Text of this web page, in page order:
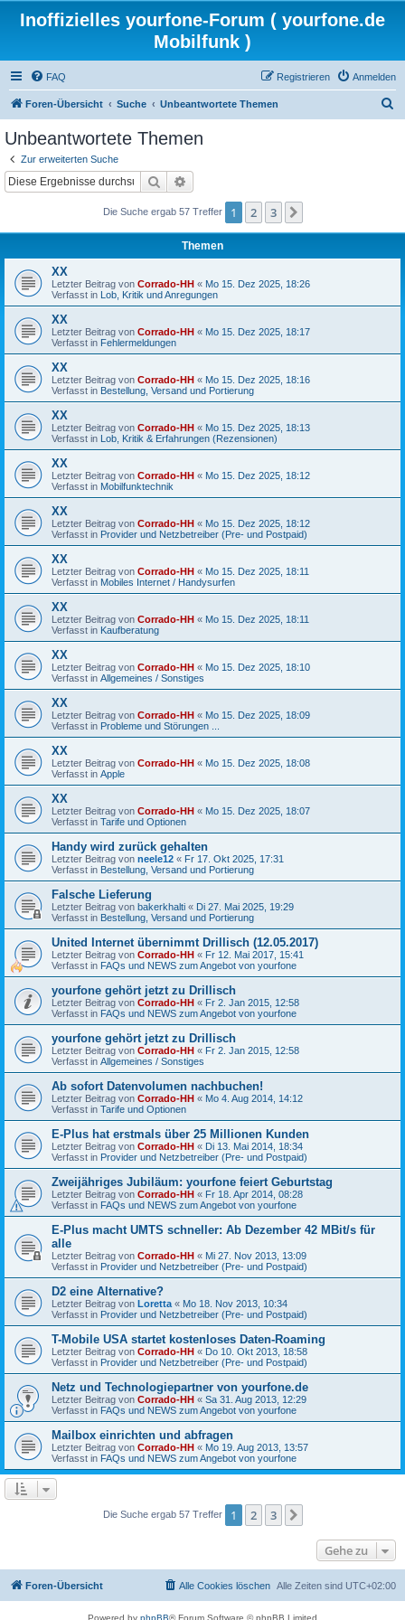
Inoffizielles yourfone-Forum ( yourfone.de
Mobilfunk )
FAQ Anmelden
Registrieren
Foren-Übersicht Suche Unbeantwortete Themen
Unbeantwortete Themen
Zur erweiterten Suche
Suche
Die Suche ergab 57 Treffer 1 2 3
Themen
XX
Letzter Beitrag von Corrado-HH « Mo 15. Dez 2025, 18:26
Verfasst in Lob, Kritik und Anregungen
XX
Letzter Beitrag von Corrado-HH « Mo 15. Dez 2025, 18:17
Verfasst in Fehlermeldungen
XX
Letzter Beitrag von Corrado-HH « Mo 15. Dez 2025, 18:16
Verfasst in Bestellung, Versand und Portierung
XX
Letzter Beitrag von Corrado-HH « Mo 15. Dez 2025, 18:13
Verfasst in Lob, Kritik & Erfahrungen (Rezensionen)
XX
Letzter Beitrag von Corrado-HH « Mo 15. Dez 2025, 18:12
Verfasst in Mobilfunktechnik
XX
Letzter Beitrag von Corrado-HH « Mo 15. Dez 2025, 18:12
Verfasst in Provider und Netzbetreiber (Pre- und Postpaid)
XX
Letzter Beitrag von Corrado-HH « Mo 15. Dez 2025, 18:11
Verfasst in Mobiles Internet / Handysurfen
XX
Letzter Beitrag von Corrado-HH « Mo 15. Dez 2025, 18:11
Verfasst in Kaufberatung
XX
Letzter Beitrag von Corrado-HH « Mo 15. Dez 2025, 18:10
Verfasst in Allgemeines / Sonstiges
XX
Letzter Beitrag von Corrado-HH « Mo 15. Dez 2025, 18:09
Verfasst in Probleme und Störungen ...
XX
Letzter Beitrag von Corrado-HH « Mo 15. Dez 2025, 18:08
Verfasst in Apple
XX
Letzter Beitrag von Corrado-HH « Mo 15. Dez 2025, 18:07
Verfasst in Tarife und Optionen
Handy wird zurück gehalten
Letzter Beitrag von neele12 « Fr 17. Okt 2025, 17:31
Verfasst in Bestellung, Versand und Portierung
Falsche Lieferung
Letzter Beitrag von bakerkhalti « Di 27. Mai 2025, 19:29
Verfasst in Bestellung, Versand und Portierung
United Internet übernimmt Drillisch (12.05.2017)
Letzter Beitrag von Corrado-HH « Fr 12. Mai 2017, 15:41
Verfasst in FAQs und NEWS zum Angebot von yourfone
yourfone gehört jetzt zu Drillisch
Letzter Beitrag von Corrado-HH « Fr 2. Jan 2015, 12:58
Verfasst in FAQs und NEWS zum Angebot von yourfone
yourfone gehört jetzt zu Drillisch
Letzter Beitrag von Corrado-HH « Fr 2. Jan 2015, 12:58
Verfasst in Allgemeines / Sonstiges
Ab sofort Datenvolumen nachbuchen!
Letzter Beitrag von Corrado-HH « Mo 4. Aug 2014, 14:12
Verfasst in Tarife und Optionen
E-Plus hat erstmals über 25 Millionen Kunden
Letzter Beitrag von Corrado-HH « Di 13. Mai 2014, 18:34
Verfasst in Provider und Netzbetreiber (Pre- und Postpaid)
Zweijähriges Jubiläum: yourfone feiert Geburtstag
Letzter Beitrag von Corrado-HH « Fr 18. Apr 2014, 08:28
Verfasst in FAQs und NEWS zum Angebot von yourfone
E-Plus macht UMTS schneller: Ab Dezember 42 MBit/s für
alle
Letzter Beitrag von Corrado-HH « Mi 27. Nov 2013, 13:09
Verfasst in Provider und Netzbetreiber (Pre- und Postpaid)
D2 eine Alternative?
Letzter Beitrag von Loretta « Mo 18. Nov 2013, 10:34
Verfasst in Provider und Netzbetreiber (Pre- und Postpaid)
T-Mobile USA startet kostenloses Daten-Roaming
Letzter Beitrag von Corrado-HH « Do 10. Okt 2013, 18:58
Verfasst in Provider und Netzbetreiber (Pre- und Postpaid)
Netz und Technologiepartner von yourfone.de
Letzter Beitrag von Corrado-HH « Sa 31. Aug 2013, 12:29
Verfasst in FAQs und NEWS zum Angebot von yourfone
Mailbox einrichten und abfragen
Letzter Beitrag von Corrado-HH « Mo 19. Aug 2013, 13:57
Verfasst in FAQs und NEWS zum Angebot von yourfone
Die Suche ergab 57 Treffer 1 2 3
Gehe zu
Foren-Übersicht Alle Zeiten sind UTC+02:00
Alle Cookies löschen
Powered by phpBB® Forum Software © phpBB Limited